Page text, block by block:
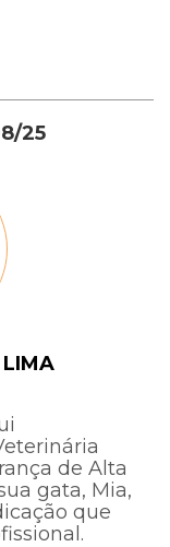
25
LIMA
de Alta
gata, Mia,
que